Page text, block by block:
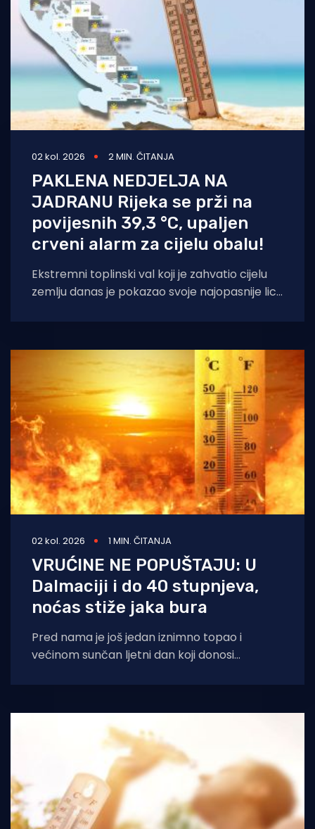
02 kol. 2026 2 MIN. ČITANJA
PAKLENA NEDJELJA NA
JADRANU Rijeka se prži na
povijesnih 39,3 °C, upaljen
crveni alarm za cijelu obalu!
Ekstremni toplinski val koji je zahvatio cijelu
zemlju danas je pokazao svoje najopasnije lice
02 kol. 2026 1 MIN. ČITANJA
VRUĆINE NE POPUŠTAJU: U
Dalmaciji i do 40 stupnjeva,
noćas stiže jaka bura
Pred nama je još jedan iznimno topao i
većinom sunčan ljetni dan koji donosi